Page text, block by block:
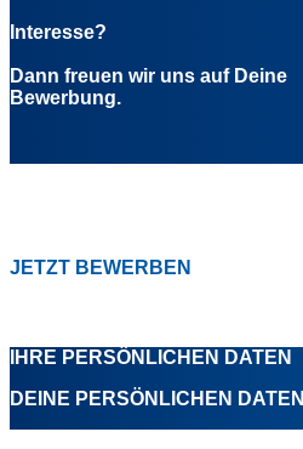
Interesse?
Dann freuen wir uns auf Deine
Bewerbung.
JETZT BEWERBEN
IHRE PERSÖNLICHEN DATEN
DEINE PERSÖNLICHEN DATEN